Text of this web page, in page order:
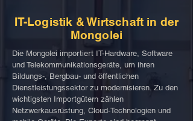
IT-Logistik & Wirtschaft in der
Mongolei
Die Mongolei importiert IT-Hardware, Software
und Telekommunikationsgeräte, um ihren
Bildungs-, Bergbau- und öffentlichen
Dienstleistungssektor zu modernisieren. Zu den
wichtigsten Importgütern zählen
Netzwerkausrüstung, Cloud-Technologien und